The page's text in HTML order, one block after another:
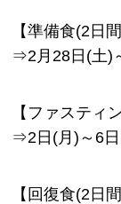
【準備食(2日間
⇒2月28日(土)
【ファスティ
⇒2日(月)～6
【回復食(2日間